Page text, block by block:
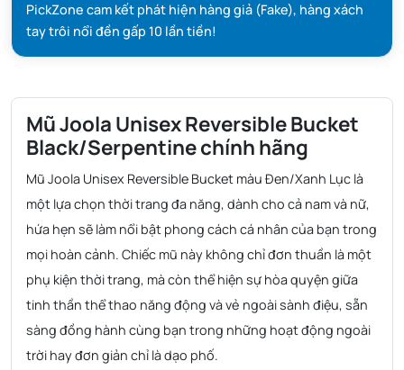
PickZone cam kết phát hiện hàng giả (Fake), hàng xách
tay trôi nổi đền gấp 10 lần tiền!
Mũ Joola Unisex Reversible Bucket
Black/Serpentine chính hãng
Mũ Joola Unisex Reversible Bucket màu Đen/Xanh Lục là
một lựa chọn thời trang đa năng, dành cho cả nam và nữ,
hứa hẹn sẽ làm nổi bật phong cách cá nhân của bạn trong
mọi hoàn cảnh. Chiếc mũ này không chỉ đơn thuần là một
phụ kiện thời trang, mà còn thể hiện sự hòa quyện giữa
tinh thần thể thao năng động và vẻ ngoài sành điệu, sẵn
sàng đồng hành cùng bạn trong những hoạt động ngoài
trời hay đơn giản chỉ là dạo phố.